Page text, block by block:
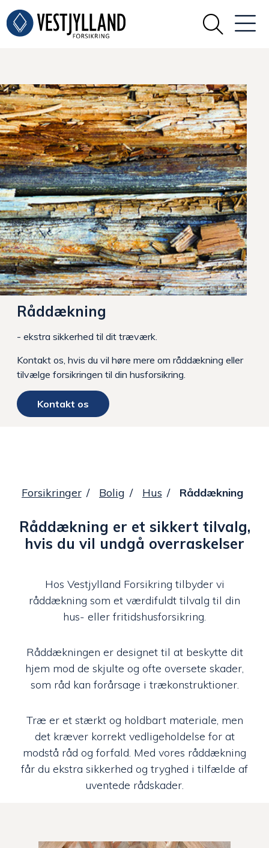
Råddækning
- ekstra sikkerhed til dit træværk.
Kontakt os, hvis du vil høre mere om råddækning eller
tilvælge forsikringen til din husforsikring.
Kontakt os
Forsikringer Bolig Hus Råddækning
Råddækning er et sikkert tilvalg,
hvis du vil undgå overraskelser
Hos Vestjylland Forsikring tilbyder vi
råddækning som et værdifuldt tilvalg til din
hus- eller fritidshusforsikring.
Råddækningen er designet til at beskytte dit
hjem mod de skjulte og ofte oversete skader,
som råd kan forårsage i trækonstruktioner.
Træ er et stærkt og holdbart materiale, men
det kræver korrekt vedligeholdelse for at
modstå råd og forfald. Med vores råddækning
får du ekstra sikkerhed og tryghed i tilfælde af
uventede rådskader.